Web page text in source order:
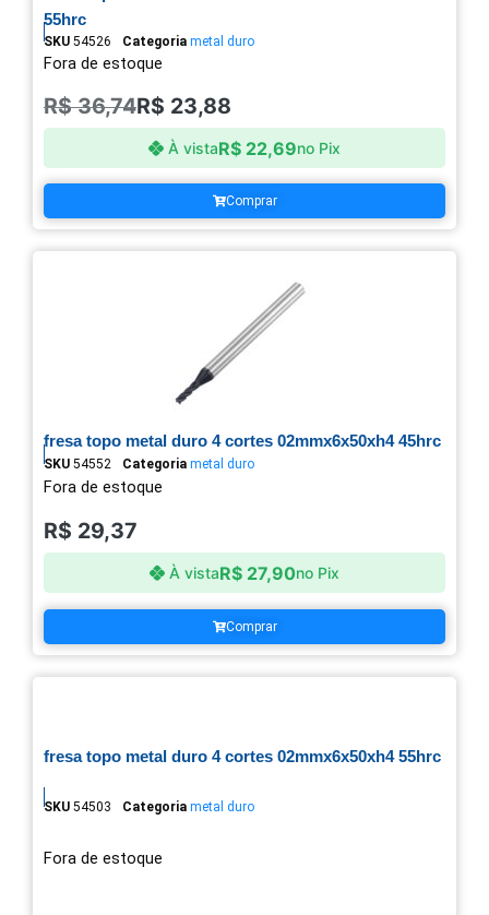
55hrc
SKU 54526 Categoria metal duro
Fora de estoque
R$36,74R$ 23,88
À vistaR$ 22,69no Pix
Comprar
fresa topo metal duro 4 cortes 02mmx6x50xh4 45hrc
SKU 54552 Categoria metal duro
Fora de estoque
R$ 29,37
À vistaR$ 27,90no Pix
Comprar
fresa topo metal duro 4 cortes 02mmx6x50xh4 55hrc
SKU 54503 Categoria metal duro
Fora de estoque